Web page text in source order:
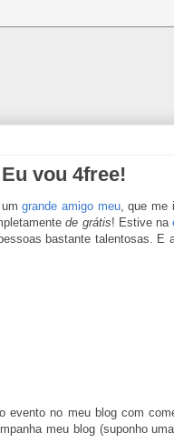
vou 4free!
umgrande amigo meu, que me
de grátis! Estive na
bastante talentosas. E
evento no meu blog com
meu blog (suponho